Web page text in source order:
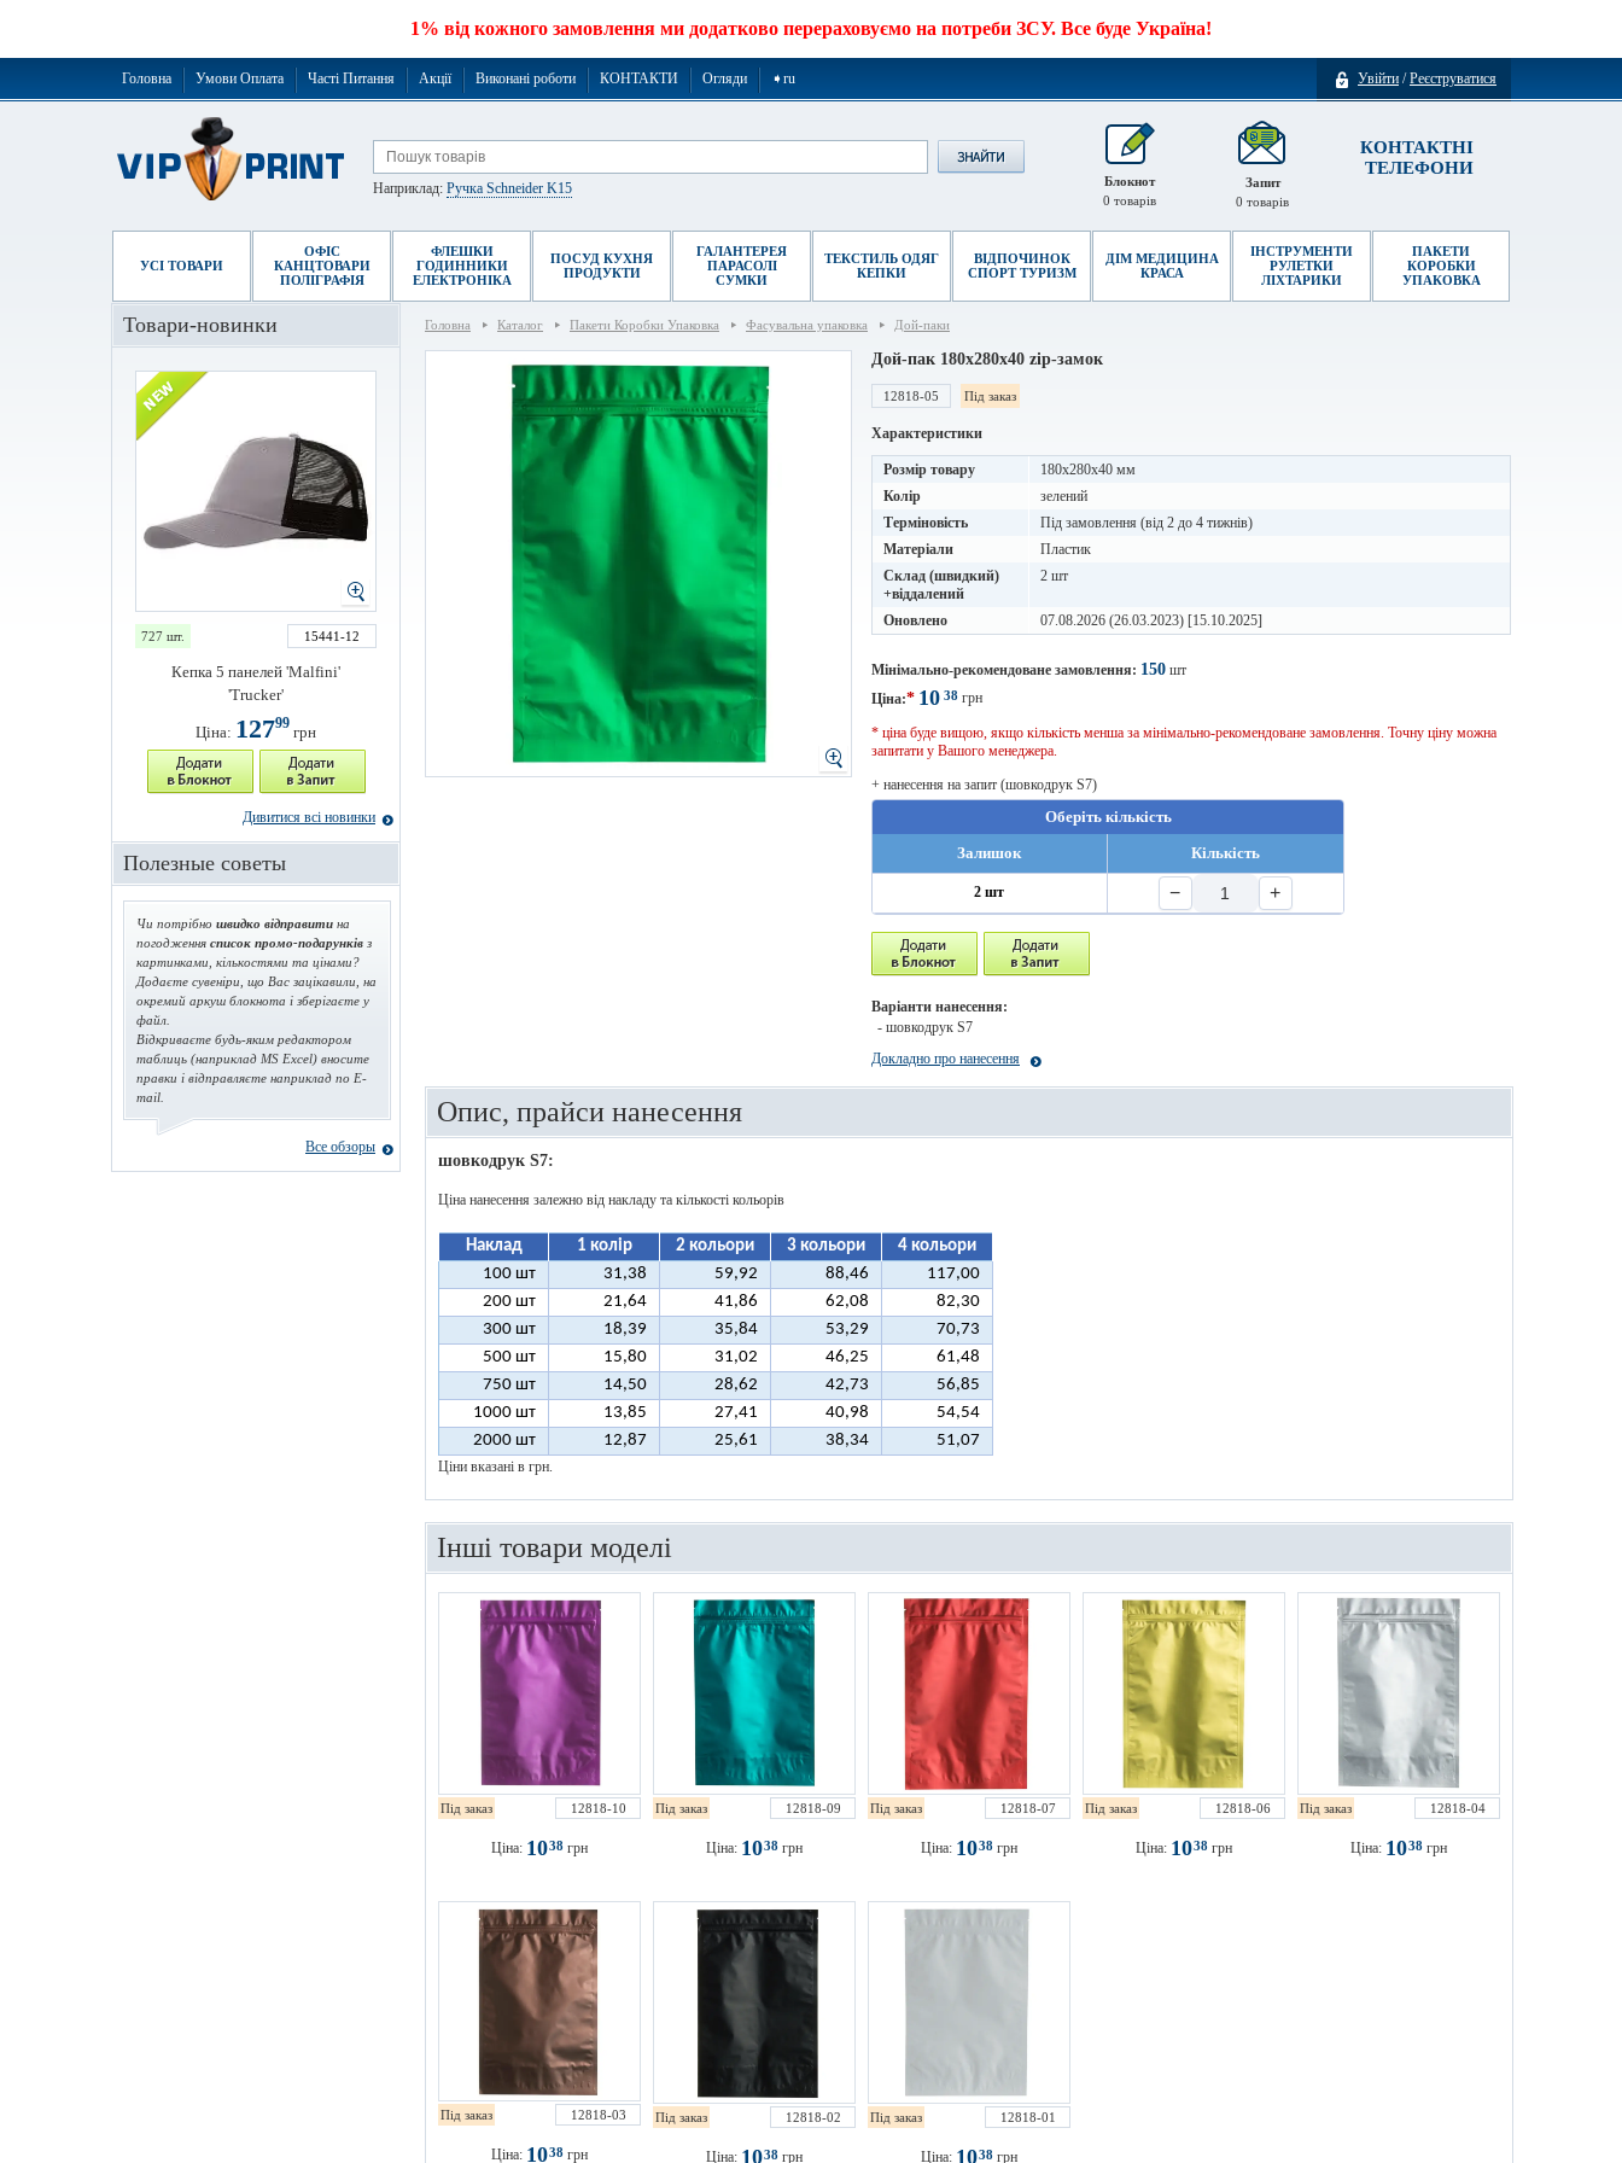
1% від кожного замовлення ми додатково перераховуємо на потреби ЗСУ. Все буде Україна!
Увійти /Реєструватися
Головна Умови Оплата Часті Питання Акції Виконані роботи КОНТАКТИ Огляди ➧ru
КОНТАКТНІ
ТЕЛЕФОНИ
Запит
0 товарів
Наприклад: Ручка Schneider K15
Блокнот
0 товарів
УСІ ТОВАРИ
ОФІС
КАНЦТОВАРИ
ПОЛІГРАФІЯ
ФЛЕШКИ
ГОДИННИКИ
ЕЛЕКТРОНІКА
ПОСУД КУХНЯ
ПРОДУКТИ
ГАЛАНТЕРЕЯ
ПАРАСОЛІ
СУМКИ
ТЕКСТИЛЬ ОДЯГ
КЕПКИ
ВІДПОЧИНОК
СПОРТ ТУРИЗМ
ДІМ МЕДИЦИНА
КРАСА
ІНСТРУМЕНТИ
РУЛЕТКИ
ЛІХТАРИКИ
ПАКЕТИ
КОРОБКИ
УПАКОВКА
Головна Каталог Пакети Коробки Упаковка Фасувальна упаковка Дой-паки
Дой-пак 180х280х40 zip-замок
12818-05 Під заказ
Характеристики
Розмір товару
180х280х40 мм
Колір
зелений
Терміновість
Під замовлення (від 2 до 4 тижнів)
Матеріали
Пластик
Склад (швидкий)
+віддалений
2 шт
Оновлено 07.08.2026 (26.03.2023) [15.10.2025]
Мінімально-рекомендоване замовлення: 150 шт
Ціна:* 10 38 грн
* ціна буде вищою, якщо кількість менша за мінімально-рекомендоване замовлення. Точну ціну можна
запитати у Вашого менеджера.
+ нанесення на запит (шовкодрук S7)
Оберіть кількість
Залишок
Кількість
2 шт − +
Варіанти нанесення:
- шовкодрук S7
Докладно про нанесення
Опис, прайси нанесення
шовкодрук S7:
Ціна нанесення залежно від накладу та кількості кольорів
Наклад 1 колір 2 кольори 3 кольори
4 кольори
100 шт
31,38 59,92 88,46
117,00
200 шт
21,64 41,86 62,08
82,30
300 шт
18,39 35,84 53,29
70,73
500 шт
15,80 31,02 46,25
61,48
750 шт
14,50 28,62 42,73
56,85
1000 шт
13,85 27,41 40,98
54,54
2000 шт
12,87 25,61 38,34 51,07
Ціни вказані в грн.
Інші товари моделі
Під заказ 12818-10
Ціна: 1038 грн
Під заказ 12818-09
Ціна: 1038 грн
Під заказ 12818-07
Ціна: 1038 грн
Під заказ 12818-06
Ціна: 1038 грн
Під заказ 12818-04
Ціна: 1038 грн
Під заказ 12818-03
Ціна: 1038 грн
Під заказ 12818-02
Ціна: 1038 грн
Під заказ 12818-01
Ціна: 1038 грн
Товари-новинки
727 шт. 15441-12
Кепка 5 панелей 'Malfini'
'Trucker'
Ціна: 12799 грн
Дивитися всі новинки
Полезные советы
Чи потрібно швидко відправити на
погодження список промо-подарунків з
картинками, кількостями та цінами?
Додаєте сувеніри, що Вас зацікавили, на
окремий аркуш блокнота і зберігаєте у
файл.
Відкриваєте будь-яким редактором
таблиць (наприклад MS Excel) вносите
правки і відправляєте наприклад по E-
mail.
Все обзоры